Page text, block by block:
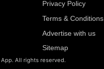
Privacy Policy
Terms & Conditions
Advertise with us
Sitemap
All rights reserved.